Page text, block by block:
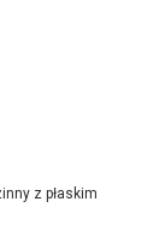
z płaskim